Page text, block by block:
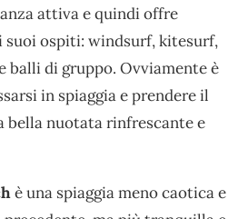
attiva e quindi offre
suoi ospiti: windsurf, kitesurf,
balli di gruppo. Ovviamente è
in spiaggia e prendere il
bella nuotata rinfrescante e
è una spiaggia meno caotica e